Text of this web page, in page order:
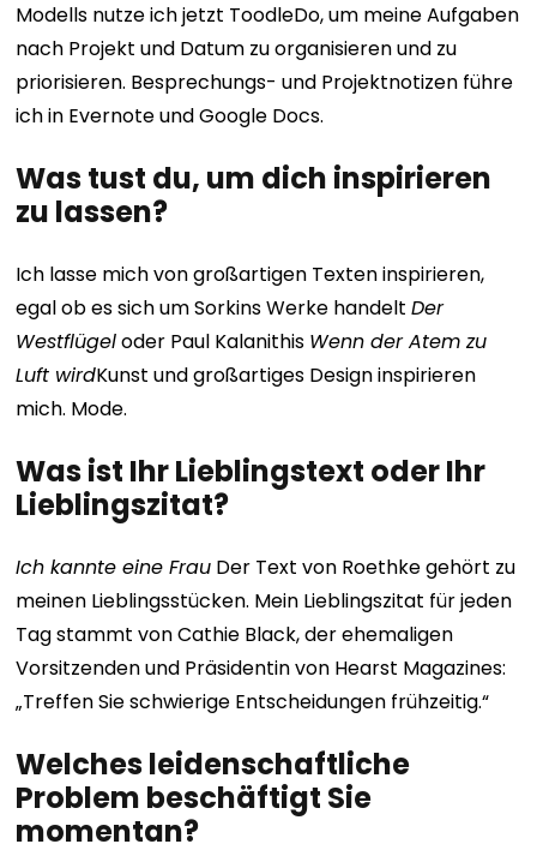
Modells nutze ich jetzt ToodleDo, um meine Aufgaben
nach Projekt und Datum zu organisieren und zu
priorisieren. Besprechungs- und Projektnotizen führe
ich in Evernote und Google Docs.
Was tust du, um dich inspirieren
zu lassen?
Ich lasse mich von großartigen Texten inspirieren,
egal ob es sich um Sorkins Werke handeltDer
Westflügeloder Paul Kalanithis Wenn der Atem zu
Luft wirdKunst und großartiges Design inspirieren
mich. Mode.
Was ist Ihr Lieblingstext oder Ihr
Lieblingszitat?
Ich kannte eine Frau Der Text von Roethke gehört zu
meinen Lieblingsstücken. Mein Lieblingszitat für jeden
Tag stammt von Cathie Black, der ehemaligen
Vorsitzenden und Präsidentin von Hearst Magazines:
„Treffen Sie schwierige Entscheidungen frühzeitig.“
Welches leidenschaftliche
Problem beschäftigt Sie
momentan?